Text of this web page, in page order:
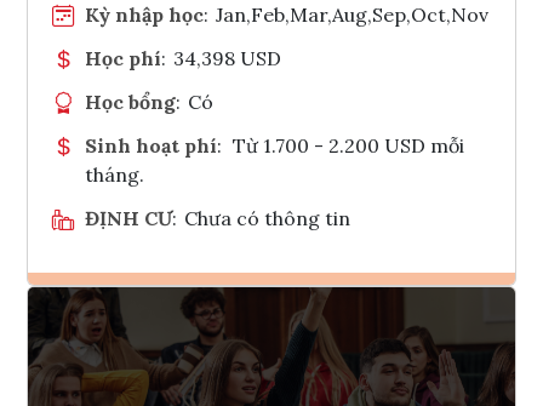
Kỳ nhập học: Jan,Feb,Mar,Aug,Sep,Oct,Nov
Học phí: 34,398 USD
Học bổng: Có
Sinh hoạt phí: Từ 1.700 - 2.200 USD mỗi
tháng.
ĐỊNH CƯ: Chưa có thông tin
Ghi danh
Tham vấn Interlink